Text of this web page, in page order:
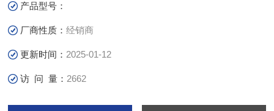
产品型号：
厂商性质：经销商
更新时间： 2025-01-12
访 问 量： 2662